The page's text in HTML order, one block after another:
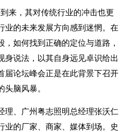
来，其对传统行业的冲击也更
业的未来发展方向感到迷惘。在
如何找到正确的定位与道路，
身说法，以其自身远见卓识给出
届论坛峰会正是在此背景下召开
脑风暴。
理、广州粤志照明总经理张沃仁
业的厂家、商家、媒体到场。史